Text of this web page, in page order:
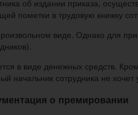
об издании приказа,
пометки в трудовую книжку
виде. Однако для
в виде денежных средств.
начальник сотрудника не
о премировании